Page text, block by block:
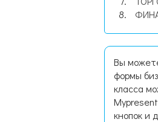
Вы
формы
класса
кнопок и